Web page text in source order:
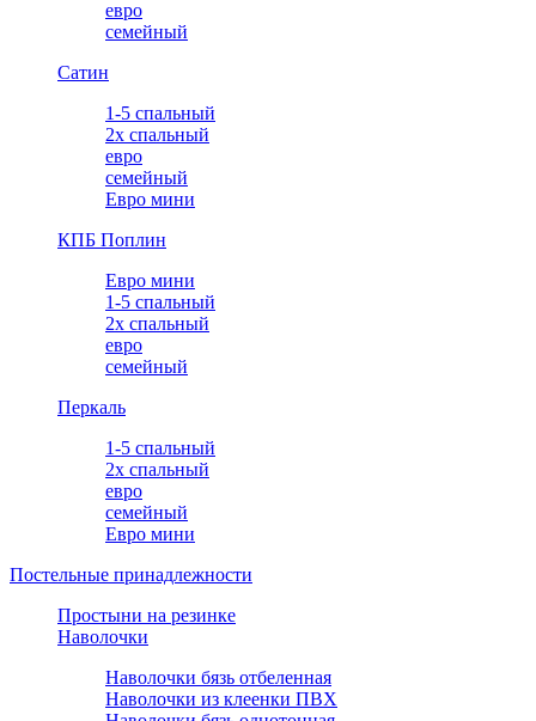
евро
семейный
Сатин
1-5 спальный
2х спальный
евро
семейный
Евро мини
КПБ Поплин
Евро мини
1-5 спальный
2х спальный
евро
семейный
Перкаль
1-5 спальный
2х спальный
евро
семейный
Евро мини
Постельные принадлежности
Простыни на резинке
Наволочки
Наволочки бязь отбеленная
Наволочки из клеенки ПВХ